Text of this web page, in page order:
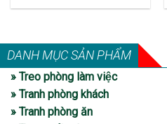
DANH MỤC SẢN PHẨM
» Treo phòng làm việc
» Tranh phòng khách
» Tranh phòng ăn